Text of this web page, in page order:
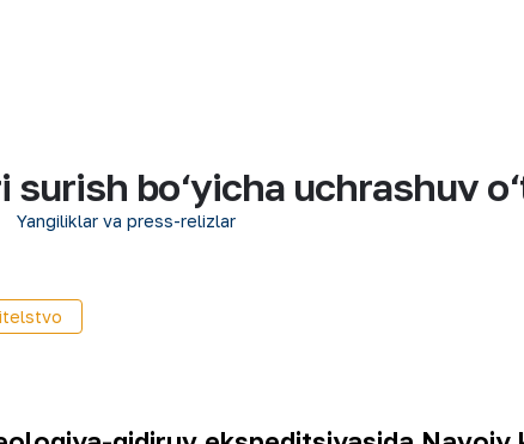
bo‘yicha uchrashuv
Yangiliklar va press-relizlar